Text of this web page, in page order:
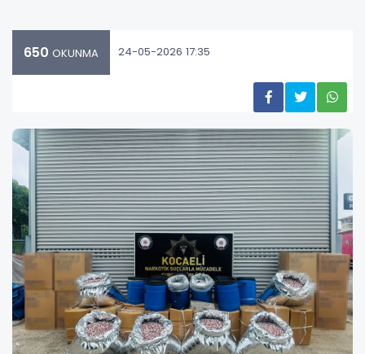
650 OKUNMA 24-05-2026 17:35